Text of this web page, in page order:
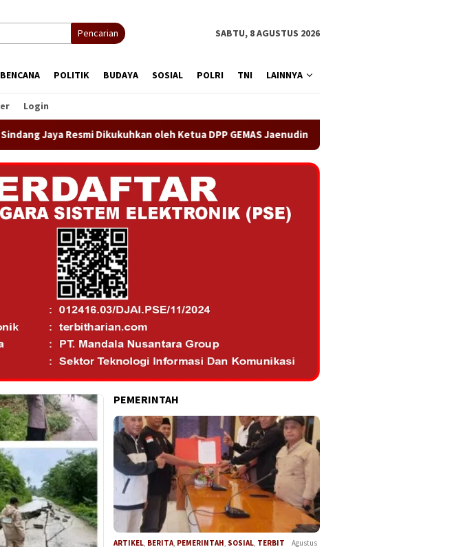
Pencarian SABTU, 8 AGUSTUS 2026
BENCANA POLITIK BUDAYA SOSIAL POLRI TNI LAINNYA
Login
Dikukuhkan oleh Ketua DPP GEMAS Jaenudin Alen OA PHIGMA Siap Bersinergi
PEMERINTAH
ARTIKEL BERITA PEMERINTAH SOSIAL TERBIT
Agustus